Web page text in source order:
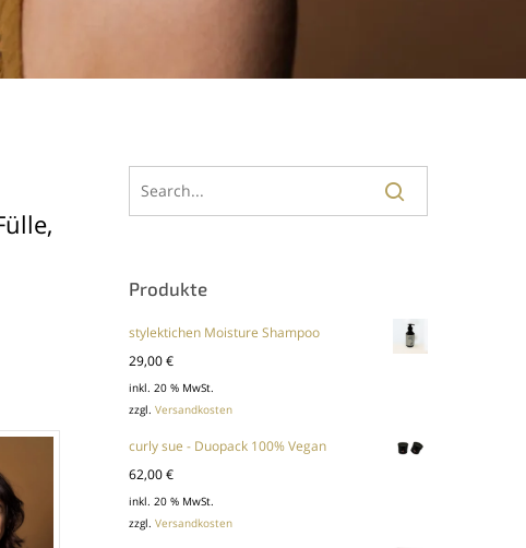
Produkte
stylektichen Moisture Shampoo
29,00€
inkl. 20 % MwSt.
zzgl.Versandkosten
curly sue - Duopack 100% Vegan
62,00€
inkl. 20 % MwSt.
zzgl.Versandkosten